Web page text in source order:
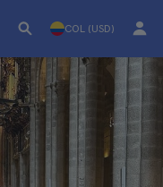
COL (USD)